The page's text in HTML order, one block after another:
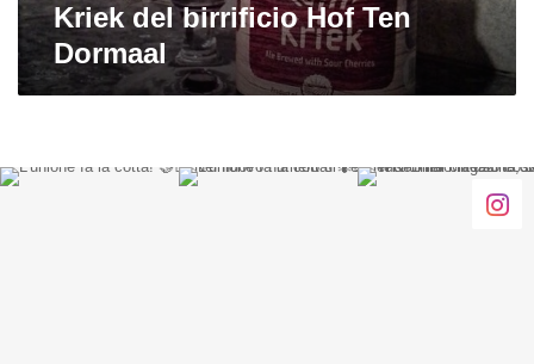
Kriek del birrificio Hof Ten
Dormaal